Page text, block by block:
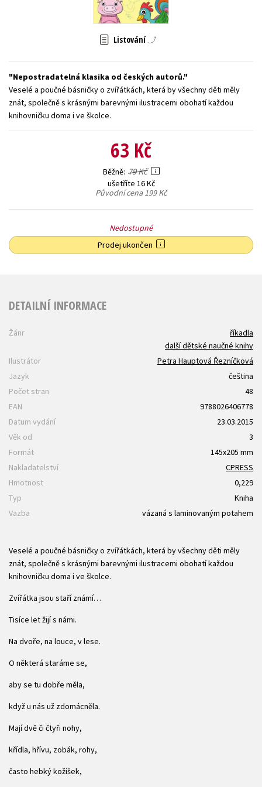
Zahraniční literatura
Všechny tituly
Listování
Nepostradatelná klasika od českých autorů.
Veselé a poučné básničky o zvířátkách, která by všechny děti měly
znát, společně s krásnými barevnými ilustracemi obohatí každou
knihovničku doma i ve školce.
63 Kč
Běžně 79 Kč
ušetříte 16 Kč
Původní cena199 Kč
Nedostupné
Prodej ukončen
DETAILNÍ INFORMACE
Žánr
říkadla
další dětské naučné knihy
Ilustrátor
Petra Hauptová Řezníčková
Jazyk
čeština
Počet stran
48
EAN
9788026406778
Datum vydání
23.03.2015
Věk od
3
Formát
145x205 mm
Nakladatelství
CPRESS
Hmotnost
0,229
Typ
Kniha
Vazba
vázaná s laminovaným potahem
Veselé a poučné básničky o zvířátkách, která by všechny děti měly
znát, společně s krásnými barevnými ilustracemi obohatí každou
knihovničku doma i ve školce.
Zvířátka jsou staří známí…
Tisíce let žijí s námi.
Na dvoře, na louce, v lese.
O některá staráme se,
aby se tu dobře měla,
když u nás už zdomácněla.
Mají dvě či čtyři nohy,
křídla, hřívu, zobák, rohy,
často hebký kožíšek,